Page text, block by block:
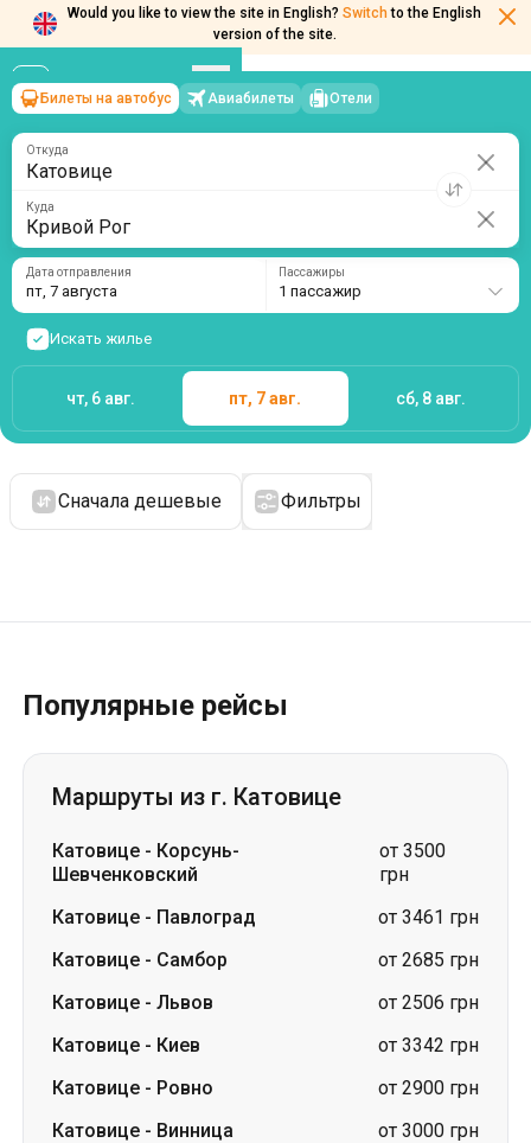
Would you like to view the site in English? Switch to the English
version of the site.
Катовице→Кривой Рог
пт, 7 августа/1 пассажир
Билеты на автобус Авиабилеты Отели
Откуда
Куда
Дата отправления
пт, 7 августа
Пассажиры
1 пассажир
Искать жилье
чт, 6 авг. пт, 7 авг. сб, 8 авг.
Сначала дешевые Фильтры
Популярные рейсы
Маршруты из г. Катовице
Катовице - Корсунь-
Шевченковский
от 3500
грн
Катовице - Павлоград
от 3461 грн
Катовице - Самбор
от 2685 грн
Катовице - Львов
от 2506 грн
Катовице - Киев
от 3342 грн
Катовице - Ровно
от 2900 грн
Катовице - Винница
от 3000 грн